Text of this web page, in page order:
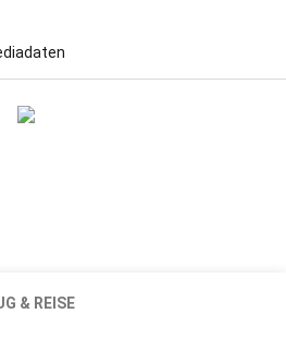
& REISE